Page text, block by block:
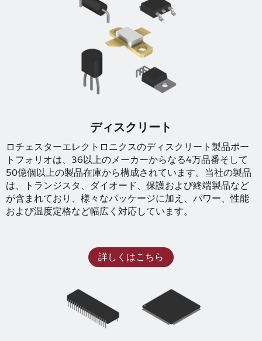
ディスクリート
ロチェスターエレクトロニクスのディスクリート製品ポー
トフォリオは、36以上のメーカーからなる4万品番そして
50億個以上の製品在庫から構成されています。当社の製品
は、トランジスタ、ダイオード、保護および終端製品など
が含まれており、様々なパッケージに加え、パワー、性能
および温度定格など幅広く対応しています。
詳しくはこちら